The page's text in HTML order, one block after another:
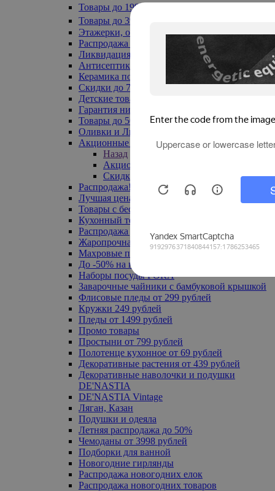
Товары до 199₽
Товары до 399₽
Этажерки, обувницы
Распродажа текстиля до -50%
Ликвидация до -70%
Антисептики
Керамика по 129 руб
Скидки до 70%
Детские товары
Гарантия низкой цены
Товары до 500 руб
Оливки и Лимоны
Акционные товары
Назад
Акционные товары
Скидка 20% по промокоду
Распродажа! Ульяновск до -70%
Лучшая цена
Товары с бесплатной доставкой
Кухонный текстиль
Распродажа до -50%
Жаропрочная посуда
Махровые полотенца
До -50% на ковры
Наборы посуды FORA
Заварочные чайники с бамбуковой крышкой
Флисовые пледы от 299 рублей
Кружки 249 рублей
Пледы от 1499 рублей
Промо товары
Простыни от 799 рублей
Полотенце кухонное от 69 рублей
Декоративные растения от 439 рублей
Декоративные наволочки и подушки
DE'NASTIA
DE'NASTIA Vintage
Ляган, Казан
Подушки и одеяла
Летняя распродажа до 50%
Чемоданы от 3998 рублей
Подборки для ванной
Новогодние гирлянды
Распродажа новогодних елок
Распродажа новогодних товаров